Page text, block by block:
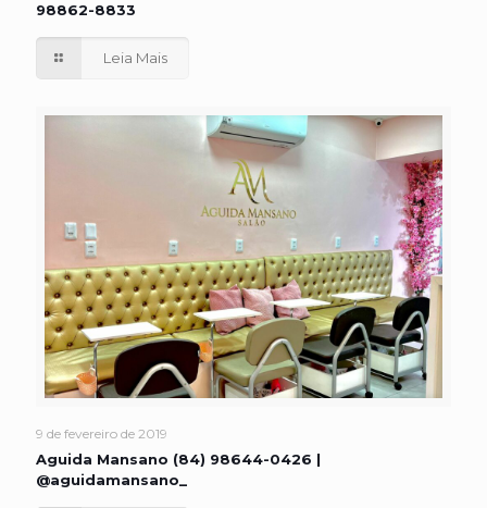
98862-8833
Leia Mais
9 de fevereiro de 2019
Aguida Mansano (84) 98644-0426 |
@aguidamansano_